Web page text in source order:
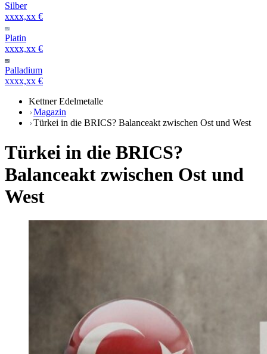
Silber
xxxx,xx €
Platin
xxxx,xx €
Palladium
xxxx,xx €
Kettner Edelmetalle
Magazin
Türkei in die BRICS? Balanceakt zwischen Ost und West
Türkei in die BRICS?
Balanceakt zwischen Ost und
West